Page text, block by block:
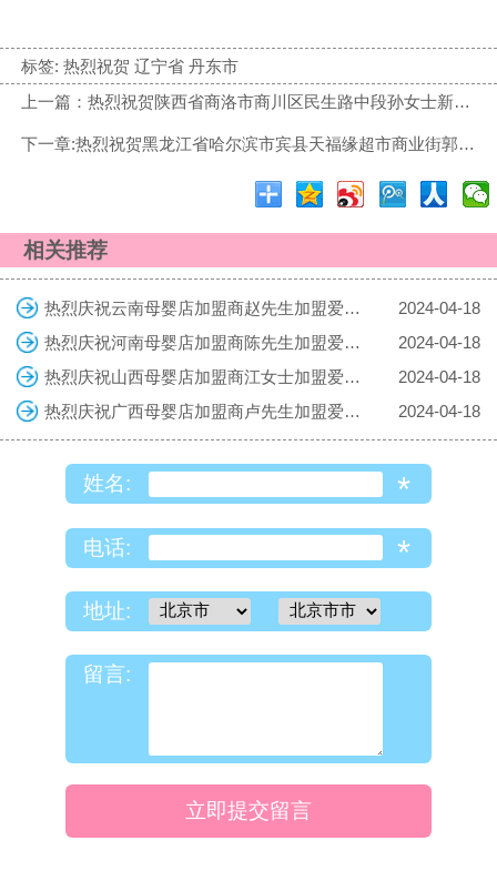
标签: 热烈祝贺 辽宁省 丹东市
上一篇：热烈祝贺陕西省商洛市商川区民生路中段孙女士新店盛大开业！预祝生意兴隆！
下一章:热烈祝贺黑龙江省哈尔滨市宾县天福缘超市商业街郭先生新店盛大开业！预祝生意兴隆！
相关推荐
热烈庆祝云南母婴店加盟商赵先生加盟爱亲母婴！预祝生意兴隆！
2024-04-18
热烈庆祝河南母婴店加盟商陈先生加盟爱亲母婴！预祝生意兴隆！
2024-04-18
热烈庆祝山西母婴店加盟商江女士加盟爱亲母婴！预祝生意兴隆！
2024-04-18
热烈庆祝广西母婴店加盟商卢先生加盟爱亲母婴！预祝生意兴隆！
2024-04-18
姓名: *
电话: *
地址:
留言:
立即提交留言